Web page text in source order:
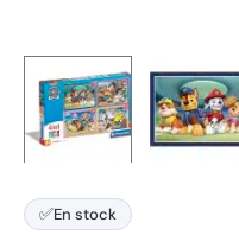
✅En stock